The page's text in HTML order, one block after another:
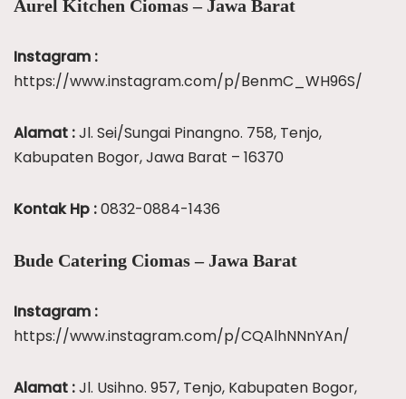
Aurel Kitchen Ciomas – Jawa Barat
Instagram :
https://www.instagram.com/p/BenmC_WH96S/
Alamat :Jl. Sei/Sungai Pinangno. 758, Tenjo,
Kabupaten Bogor, Jawa Barat – 16370
Kontak Hp :0832-0884-1436
Bude Catering Ciomas – Jawa Barat
Instagram :
https://www.instagram.com/p/CQAlhNNnYAn/
Alamat :Jl. Usihno. 957, Tenjo, Kabupaten Bogor,